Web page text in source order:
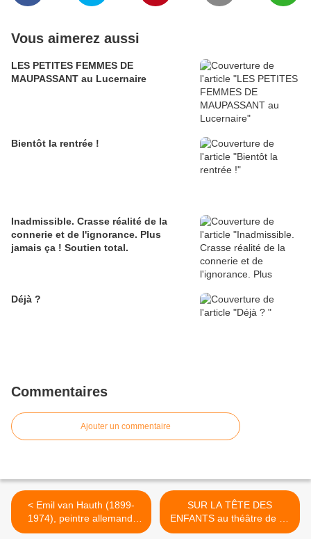
Vous aimerez aussi
LES PETITES FEMMES DE
MAUPASSANT au Lucernaire
Bientôt la rentrée !
Inadmissible. Crasse réalité de la
connerie et de l'ignorance. Plus
jamais ça ! Soutien total.
Déjà ?
Commentaires
Ajouter un commentaire
< Emil van Hauth (1899-
1974), peintre allemand.
Portrait de Grit Hegesa,
SUR LA TÊTE DES
ENFANTS au théâtre de La
Renaissance >